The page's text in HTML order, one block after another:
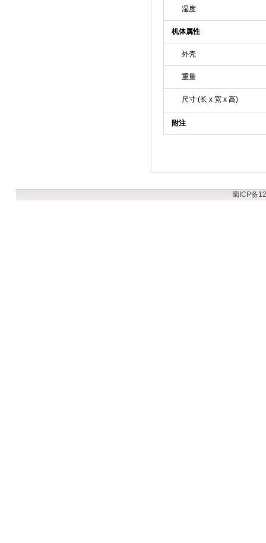
湿度
机体属性
外壳
重量
尺寸 (长 x 宽 x 高)
附注
蜀ICP备